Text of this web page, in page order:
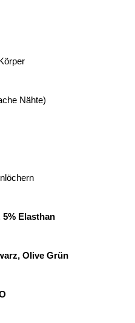
Nähte)
5% Elasthan
Olive Grün